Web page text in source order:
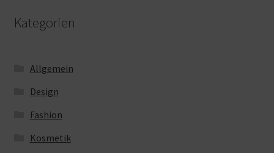
Kategorien
Allgemein
Design
Fashion
Kosmetik